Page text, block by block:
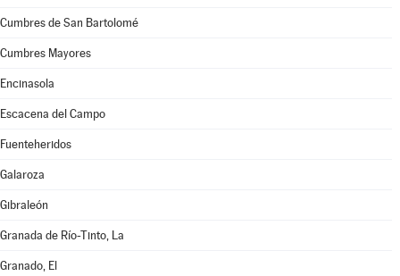
Cumbres de San Bartolomé
Cumbres Mayores
Encinasola
Escacena del Campo
Fuenteheridos
Galaroza
Gibraleón
Granada de Río-Tinto, La
Granado, El